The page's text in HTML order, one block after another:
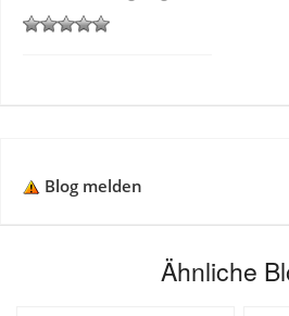
Blog melden
Ähnliche